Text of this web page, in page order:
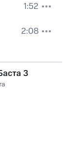
1:52
2:08
3